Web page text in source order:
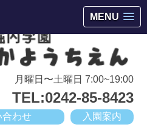
MENU
月曜日〜土曜日 7:00~19:00
TEL:0242-85-8423
入園案内
合わせ